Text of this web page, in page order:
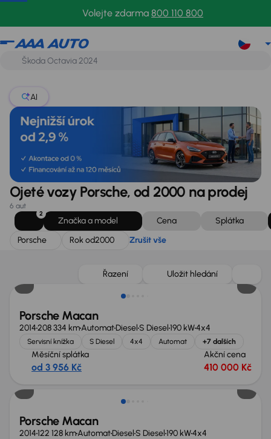
Volejte zdarma 800 110 800
Porsche
AI
Ojeté vozy Porsche, od 2000 na prodej
6 aut
2
Značka a model Cena
Splátka
Porsche
Rok od2000 Zrušit vše
Řazení Uložit hledání
Zlevněno o 100 000 Kč
Porsche Macan
2014208 334 kmAutomatDieselS Diesel190 kW4x4
Servisní knížka S Diesel 4x4 Automat +7 dalších
Měsíční splátka
od 3 956 Kč
Akční cena
410 000 Kč
Zlevněno o 50 000 Kč
Porsche Macan
2014122 128 kmAutomatDieselS Diesel190 kW4x4